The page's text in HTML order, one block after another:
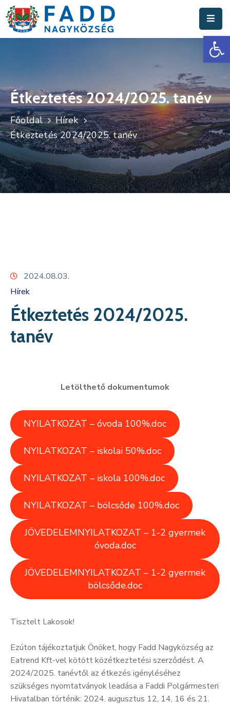
Hivatal
Fadd
Nagyközség
Turisztika
Választási
Információk
Étkeztetés 2024/2025. tanév
Főoldal
Hírek
Étkeztetés 2024/2025. tanév
2024.08.03.
Hírek
Étkeztetés 2024/2025.
tanév
Letölthető dokumentumok
NYILATKOZAT – óvoda 100%.doc
NYILATKOZAT – iskolai 50%.doc
NYILATKOZAT – iskola 100%.doc
NYILATKOZAT – bölcsőde 100%.doc
JÖVEDELEMNYILATKOZAT – 1-2 gyermek
óvoda.doc
JÖVEDELEMNYILATKOZAT – 1-2 gyermek
bölcsőde.doc
Tisztelt Lakosok!
Ezúton tájékoztatjuk Önöket, hogy Fadd Nagyközség az
Eatrend Kft-vel kötött közétkeztetési szerződést. A
2024/2025. tanévtől az étkezés igényléséhez
szükséges nyomtatványok leadása a Faddi Polgármesteri
Hivatalban történik: 2024. augusztus 12, 14, 16 és 21.